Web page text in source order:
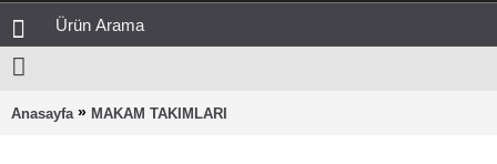
Anasayfa » MAKAM TAKIMLARI